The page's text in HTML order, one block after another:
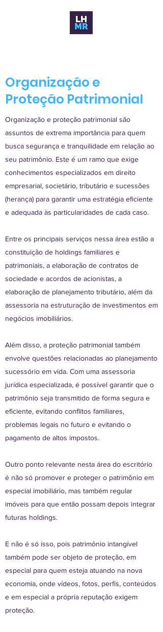
Organização e
Proteção Patrimonial
Organização e proteção patrimonial são
assuntos de extrema importância para quem
busca segurança e tranquilidade em relação ao
seu patrimônio. Este é um ramo que exige
conhecimentos especializados em direito
empresarial, societário, tributário e sucessões
(herança) para garantir uma estratégia eficiente
e adequada às particularidades de cada caso.
Entre os principais serviços nessa área estão a
constituição de holdings familiares e
patrimoniais, a elaboração de contratos de
sociedade e acordos de acionistas, a
elaboração de planejamento tributário, além da
assessoria na estruturação de investimentos em
negócios imobiliários.
Além disso, a proteção patrimonial também
envolve questões relacionadas ao planejamento
sucessório em vida. Com uma assessoria
jurídica especializada, é possível garantir que o
patrimônio seja transmitido de forma segura e
eficiente, evitando conflitos familiares,
problemas legais no futuro e evitando o
pagamento de altos impostos.
Outro ponto relevante nesta área do escritório
é não só promover e proteger o patrimônio em
especial imobiliário, mas também regular
imóveis para que então possam depois integrar
futuras holdings.
E não é só isso, pois patrimônio intangível
também pode ser objeto de proteção, em
especial para quem esteja atuando na nova
economia, onde vídeos, fotos, perfis, conteúdos
e em especial a própria reputação exigem
proteção.